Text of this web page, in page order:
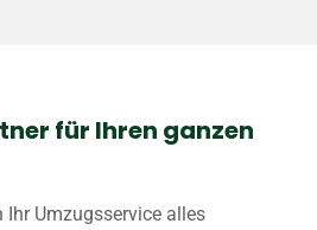
für Ihren ganzen
Ihr Umzugsservice alles